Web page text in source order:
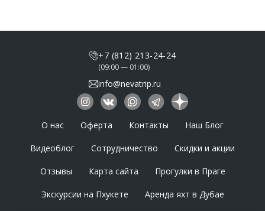
+7 (812) 213-24-24
(09:00 — 01:00)
info@nevatrip.ru
О нас Оферта Контакты Наш Блог
Видеоблог Сотрудничество Скидки и акции
Отзывы Карта сайта Прогулки в Праге
Экскурсии на Пхукете Аренда яхт в Дубае